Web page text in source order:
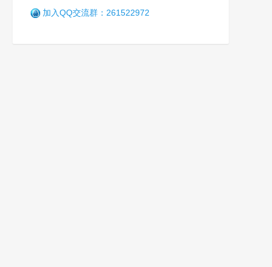
加入QQ交流群：261522972